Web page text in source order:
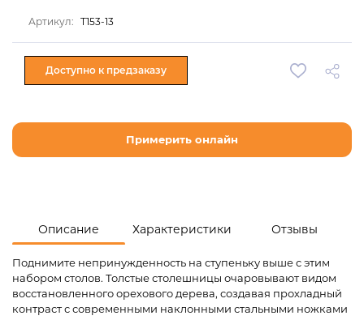
Примерить онлайн
Описание Характеристики Отзывы
Поднимите непринужденность на ступеньку выше с этим
набором столов. Толстые столешницы очаровывают видом
восстановленного орехового дерева, создавая прохладный
контраст с современными наклонными стальными ножками
Артикул: T153-13
Доступно к предзаказу